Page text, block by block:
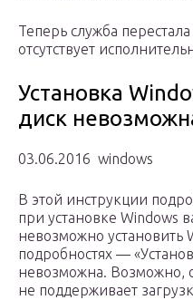
Теперь служба
отсутствует
Установка
диск
03.06.2016 windows
В этой инструкции
при установке Windows
невозможно установить
подробностях —
невозможна. Возможно,
не поддерживает